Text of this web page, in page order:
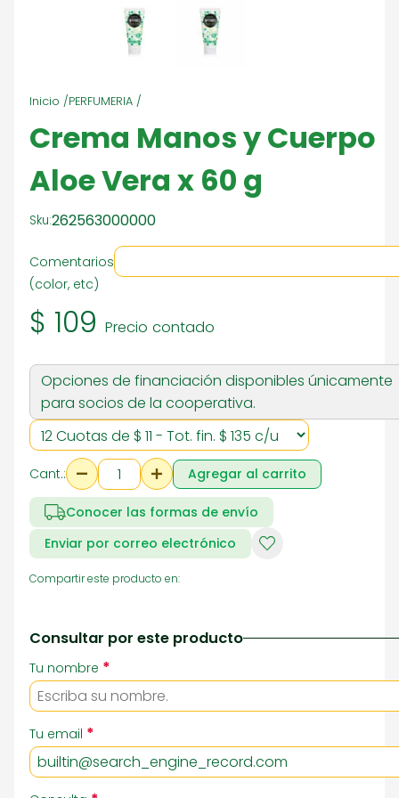
Inicio /PERFUMERIA /
Crema Manos y Cuerpo
Aloe Vera x 60 g
Sku:262563000000
Comentarios
(color, etc)
$ 109 Precio contado
Opciones de financiación disponibles únicamente
para socios de la cooperativa.
Cant.: Agregar al carrito
Conocer las formas de envío
Enviar por correo electrónico
Compartir este producto en:
Consultar por este producto
Tu nombre *
Tu email *